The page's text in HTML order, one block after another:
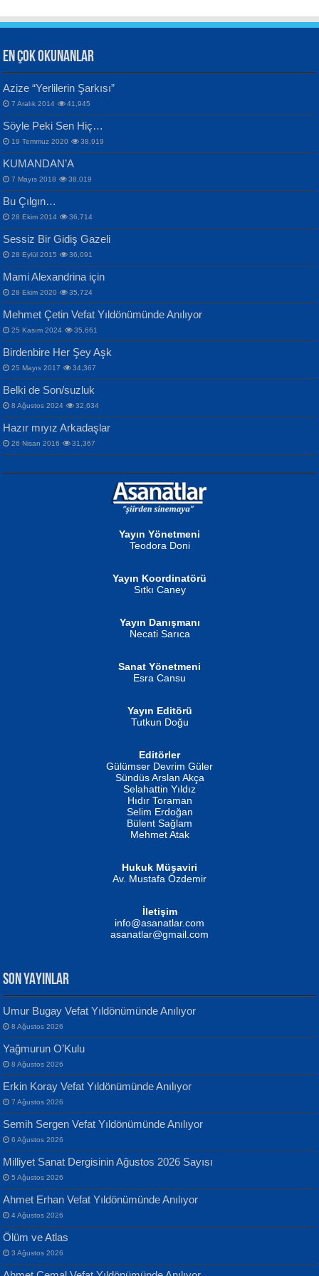
VAHDETTİN YİĞİTCAN
Samimiyet Nedir?...
İPEK ACAR SERT
Gazze’nin Şecaati, Ümmetin İmtihanı...
MAHMUT GÜRBÜZ
İbrahim Olmak ve Bitirebilmek...
NURAN KÖSE BAYDAR
İSMAİL OKUTAN
Erkeklerin Kahrolması Ne Demektir
MUSTAFA KELOĞLU
Yarına İz Bırakmak...
ATİLLA ÖZEN
Sultan Olmadan Önce Eyüp...
Bülent Sağlam
Mescid-i Aksâ Üstüne Ay!...
Selahattin Yıldız
İdrakimle Üşürken...
Songül Özel
Mahzen...
Ben Deniz Değilim ki...
Evvel Zaman Tanrıçası...
Yılmaz Ekinci
Geceye Söylenen...
Banu Sancak
Defterimden İçeri...
CAHİT SITKI TARANCI
Otuz Beş Yaş Şiiri...
ERDEM BAYAZIT
Sana, Bana, Vatanıma, Ülkemin
İnsanlarına Dair...
NAZIM HİKMET RAN
Bir Cezaevinde, Tecritteki Adamın
Mektupları...
EN ÇOK OKUNANLAR
Azize “Yerlilerin Şarkısı”
7 Aralık 2014 41,945
Söyle Peki Sen Hiç…
19 Temmuz 2020 38,919
KUMANDAN’A
7 Mayıs 2018 38,019
Bu Çılgın…
28 Ekim 2014 36,714
Sessiz Bir Gidiş Gazeli
28 Eylül 2015 36,091
Mami Alexandrina için
28 Ekim 2020 35,724
Mehmet Çetin Vefat Yıldönümünde Anılıyor
25 Kasım 2024 35,661
Birdenbire Her Şey Aşk
25 Mayıs 2017 34,367
Belki de Son/suzluk
8 Ağustos 2024 32,634
Hazır mıyız Arkadaşlar
26 Nisan 2016 31,367
Yayın Yönetmeni
Teodora Doni
Yayın Koordinatörü
Sıtkı Caney
Yayın Danışmanı
Necati Sarıca
Sanat Yönetmeni
Esra Cansu
Yayın Editörü
Tutkun Doğu
Editörler
Gülümser Devrim Güler
Sündüs Arslan Akça
Selahattin Yıldız
Hıdır Toraman
Selim Erdoğan
Bülent Sağlam
Mehmet Atak
Hukuk Müşaviri
Av. Mustafa Özdemir
İletişim
info@asanatlar.com
asanatlar@gmail.com
SON YAYINLAR
Umur Bugay Vefat Yıldönümünde Anılıyor
8 Ağustos 2026
Yağmurun O’Kulu
8 Ağustos 2026
Erkin Koray Vefat Yıldönümünde Anılıyor
7 Ağustos 2026
Semih Sergen Vefat Yıldönümünde Anılıyor
6 Ağustos 2026
Milliyet Sanat Dergisinin Ağustos 2026 Sayısı
5 Ağustos 2026
Ahmet Erhan Vefat Yıldönümünde Anılıyor
4 Ağustos 2026
Ölüm ve Atlas
3 Ağustos 2026